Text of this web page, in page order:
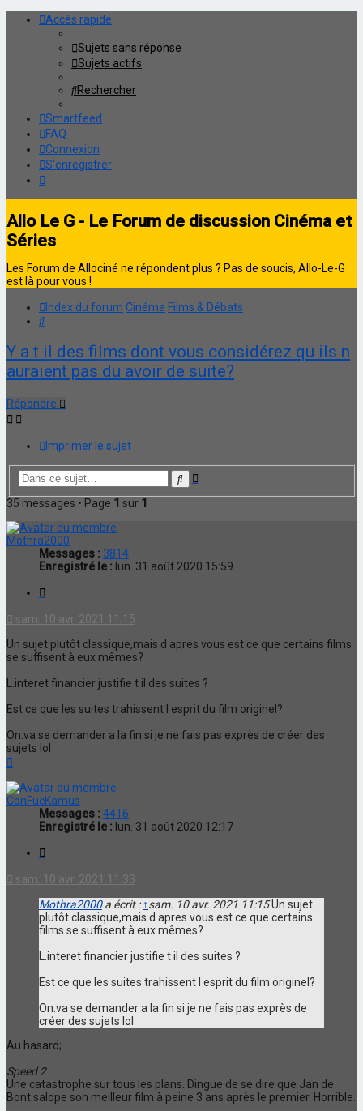
Accès rapide
Sujets sans réponse
Sujets actifs
Rechercher
Smartfeed
FAQ
Connexion
S’enregistrer
Allo Le G - Le Forum de discussion Cinéma et
Séries
Les Forum de Allociné ne répondent plus ? Pas de soucis, Allo-Le-G
est là pour vous !
Index du forum Cinéma Films & Débats
Rechercher
Y a t il des films dont vous considérez qu ils n
auraient pas du avoir de suite?
Répondre
Imprimer le sujet
Rechercher
Recherche
35 messages • Page 1 sur 1
Mothra2000
Messages : 3814
Enregistré le : lun. 31 août 2020 15:59
sam. 10 avr. 2021 11:15
Un sujet plutôt classique,mais d apres vous est ce que certains films
se suffisent à eux mêmes?
L.interet financier justifie t il des suites ?
Est ce que les suites trahissent l esprit du film originel?
On.va se demander a la fin si je ne fais pas exprès de créer des
sujets lol
ConFucKamus
Messages : 4416
Enregistré le : lun. 31 août 2020 12:17
sam. 10 avr. 2021 11:33
Mothra2000a écrit : ↑sam. 10 avr. 2021 11:15Un sujet
plutôt classique,mais d apres vous est ce que certains
films se suffisent à eux mêmes?
L.interet financier justifie t il des suites ?
Est ce que les suites trahissent l esprit du film originel?
On.va se demander a la fin si je ne fais pas exprès de
créer des sujets lol
Au hasard;
Speed 2
Une catastrophe sur tous les plans. Dingue de se dire que Jan de
Bont salope son meilleur film à peine 3 ans après le premier. Horrible.